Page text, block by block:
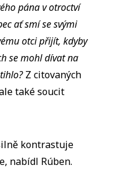
pána v otroctví
ať smí se svými
otci přijít, kdyby
se mohl dívat na
Z citovaných
také soucit
kontrastuje
nabídl Rúben.